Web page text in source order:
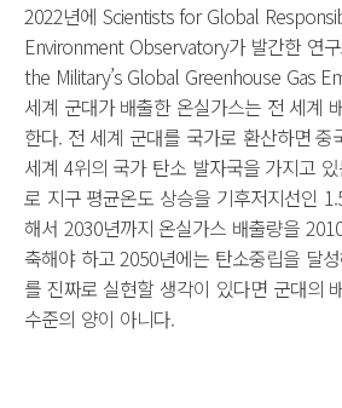
2022년에 Scientists for Global
Environment Observatory가 발간한 연
the Military’s Global Greenhouse Gas
세계 군대가 배출한 온실가스는 전 세계
한다. 전 세계 군대를 국가로 환산하면 중
세계 4위의 국가 탄소 발자국을 가지고
로 지구 평균온도 상승을 기후저지선인
해서 2030년까지 온실가스 배출량을
축해야 하고 2050년에는 탄소중립을 달
를 진짜로 실현할 생각이 있다면 군대의
수준의 양이 아니다.